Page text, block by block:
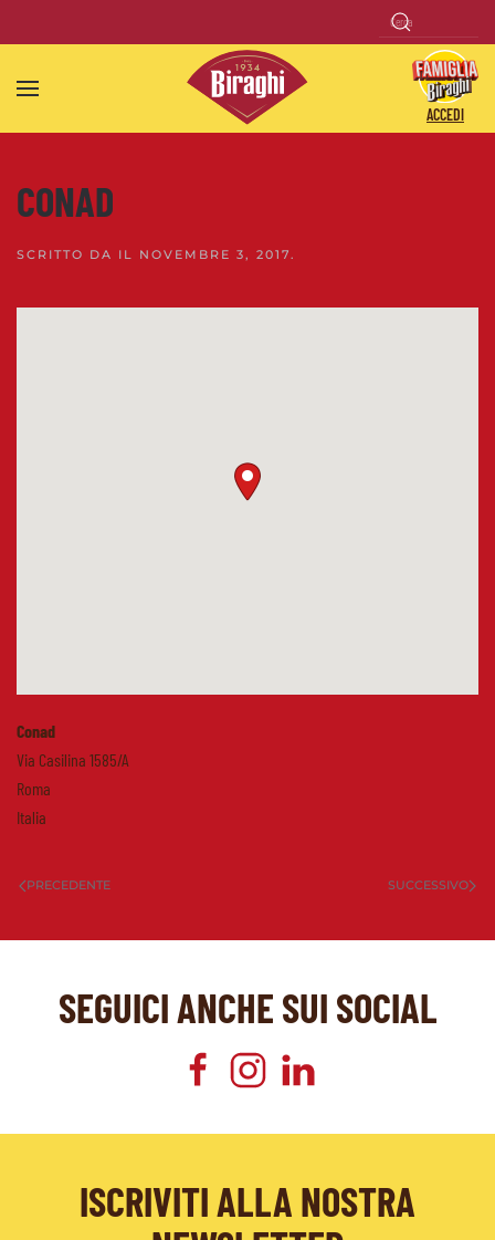
Skip to main content
ACCEDI
CONAD
SCRITTO DA IL NOVEMBRE 3, 2017.
Conad
Via Casilina 1585/A
Roma
Italia
PRECEDENTE SUCCESSIVO
SEGUICI ANCHE SUI SOCIAL
ISCRIVITI ALLA NOSTRA